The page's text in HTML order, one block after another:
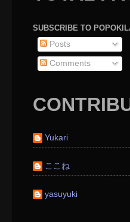
SUBSCRIBE TO
Posts
Comments
Yukari
ここね
yasuyuki